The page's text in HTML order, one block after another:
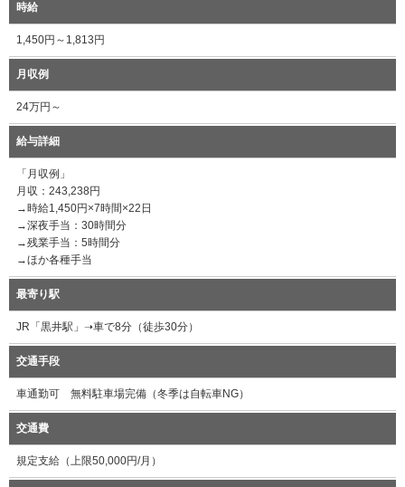
時給
1,450円～1,813円
月収例
24万円～
給与詳細
「月収例」
月収：243,238円
→時給1,450円×7時間×22日
→深夜手当：30時間分
→残業手当：5時間分
→ほか各種手当
最寄り駅
JR「黒井駅」➝車で8分（徒歩30分）
交通手段
車通勤可 無料駐車場完備（冬季は自転車NG）
交通費
規定支給（上限50,000円/月）